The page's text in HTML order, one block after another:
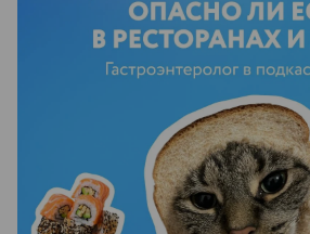
ЭФФЕКТИВНАЯ РЕКЛАМА НА